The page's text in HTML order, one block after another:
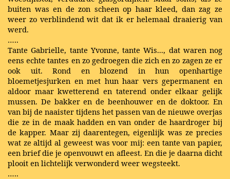
buiten was en de zon scheen op haar kleed, dan zag ze
weer zo verblindend wit dat ik er helemaal draaierig van
werd.
…..
Tante Gabrielle, tante Yvonne, tante Wis..., dat waren nog
eens echte tantes en zo gedroegen die zich en zo zagen ze er
ook uit. Rond en blozend in hun openhartige
bloemetjesjurken en met hun haar vers gepermanent en
aldoor maar kwetterend en taterend onder elkaar gelijk
mussen. De bakker en de beenhouwer en de doktoor. En
van bij de naaister tijdens het passen van de nieuwe overjas
die ze in de maak hadden en van onder de haardroger bij
de kapper. Maar zij daarentegen, eigenlijk was ze precies
wat ze altijd al geweest was voor mij: een tante van papier,
een brief die je openvouwt en afleest. En die je daarna dicht
plooit en lichtelijk verwonderd weer wegsteekt.
…..